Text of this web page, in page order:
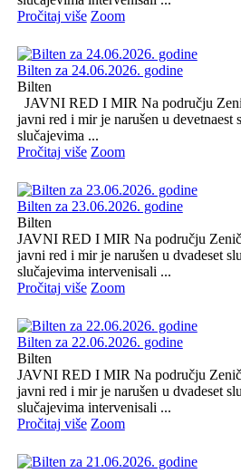
Pročitaj više Zoom
Bilten za 24.06.2026. godine
Bilten
JAVNI RED I MIR Na području
javni red i mir je narušen u devetnaest
slučajevima ...
Pročitaj više Zoom
Bilten za 23.06.2026. godine
Bilten
JAVNI RED I MIR Na području
javni red i mir je narušen u dvadeset
slučajevima intervenisali ...
Pročitaj više Zoom
Bilten za 22.06.2026. godine
Bilten
JAVNI RED I MIR Na području
javni red i mir je narušen u dvadeset
slučajevima intervenisali ...
Pročitaj više Zoom